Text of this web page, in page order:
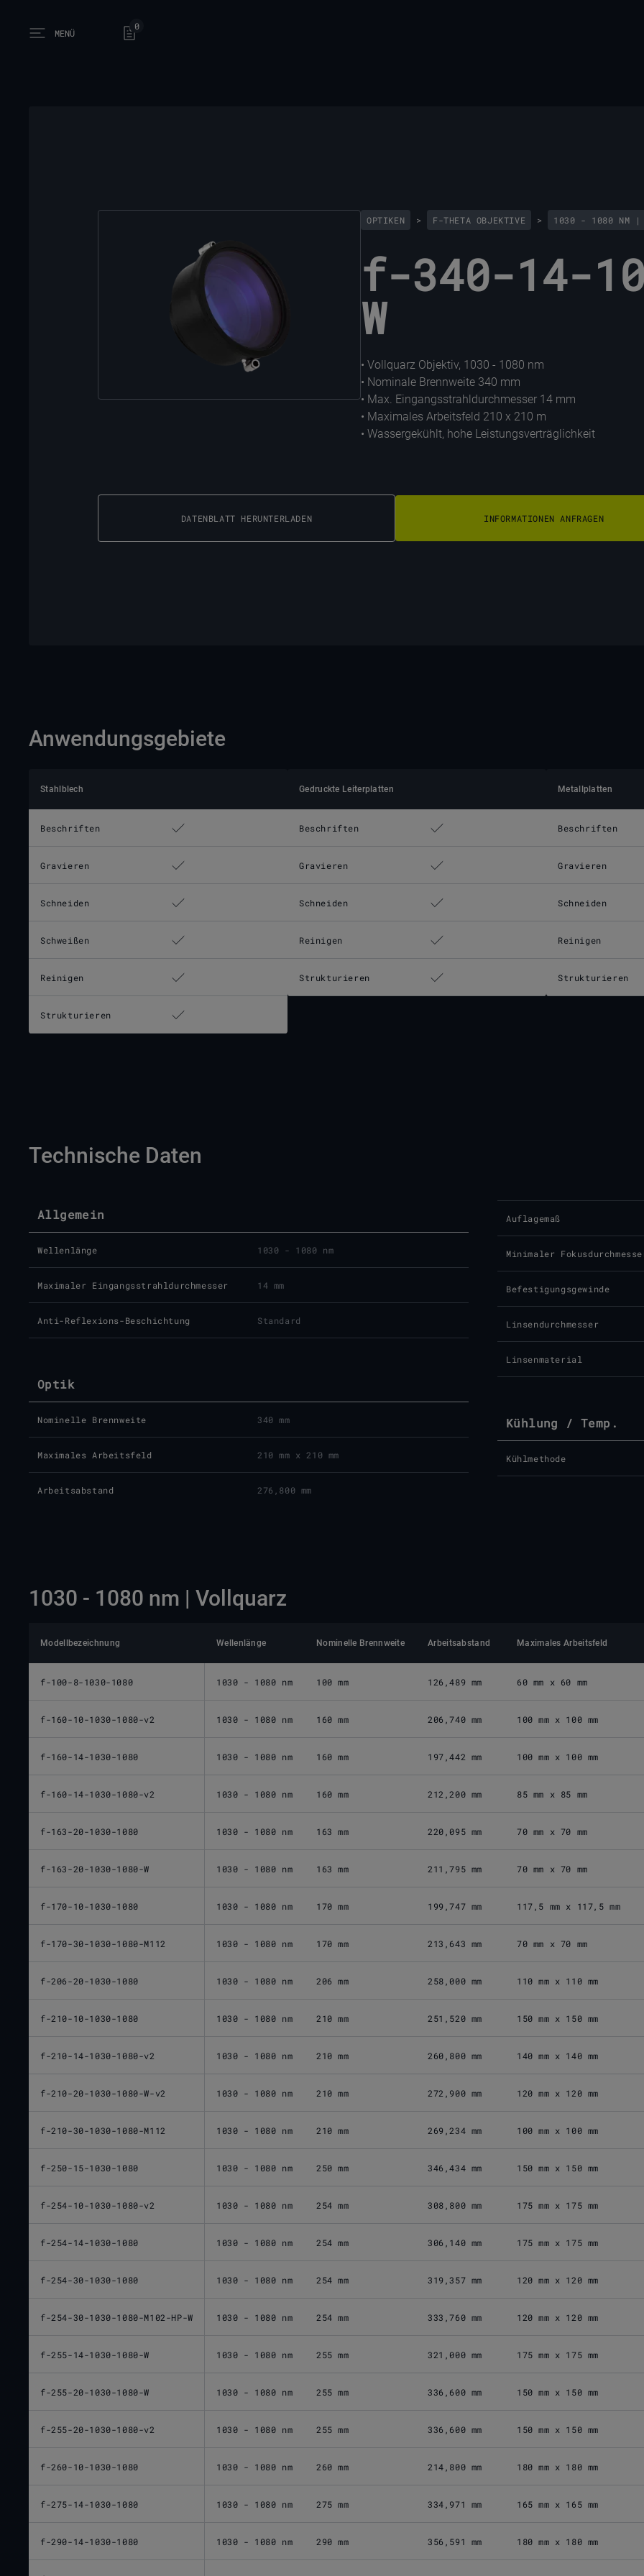
Open main menu
MENÜ
0
OPTIKEN > F-THETA OBJEKTIVE > 1030 - 1080 NM |
f-340-14-
W
• Vollquarz Objektiv, 1030 - 1080 nm
• Nominale Brennweite 340 mm
• Max. Eingangsstrahldurchmesser 14 mm
• Maximales Arbeitsfeld 210 x 210 m
• Wassergekühlt, hohe Leistungsverträglichkeit
DATENBLATT HERUNTERLADEN INFORMATIONEN ANFRAGEN
Anwendungsgebiete
Stahlblech
Beschriften
Gravieren
Schneiden
Schweißen
Reinigen
Strukturieren
Gedruckte Leiterplatten
Beschriften
Gravieren
Schneiden
Reinigen
Strukturieren
Metallplatten
Beschriften
Gravieren
Schneiden
Reinigen
Strukturieren
Technische Daten
Allgemein
Wellenlänge 1030 - 1080 nm
Maximaler Eingangsstrahldurchmesser 14 mm
Anti-Reflexions-Beschichtung Standard
Optik
Nominelle Brennweite 340 mm
Maximales Arbeitsfeld 210 mm x 210 mm
Arbeitsabstand 276,800 mm
Auflagemaß
Minimaler
Befestigungsgewinde
Linsendurchmesser
Linsenmaterial
Kühlung / Temp.
Kühlmethode
1030 - 1080 nm | Vollquarz
Modellbezeichnung Wellenlänge Nominelle Brennweite Arbeitsabstand Maximales Arbeitsfeld
f-100-8-1030-1080 1030 - 1080 nm 100 mm 126,489 mm 60 mm x 60 mm
f-160-10-1030-1080-v2 1030 - 1080 nm 160 mm 206,740 mm 100 mm x 100 mm
f-160-14-1030-1080 1030 - 1080 nm 160 mm 197,442 mm 100 mm x 100 mm
f-160-14-1030-1080-v2 1030 - 1080 nm 160 mm 212,200 mm 85 mm x 85 mm
f-163-20-1030-1080 1030 - 1080 nm 163 mm 220,095 mm 70 mm x 70 mm
f-163-20-1030-1080-W 1030 - 1080 nm 163 mm 211,795 mm 70 mm x 70 mm
f-170-10-1030-1080 1030 - 1080 nm 170 mm 199,747 mm 117,5 mm x 117,5 mm
f-170-30-1030-1080-M112 1030 - 1080 nm 170 mm 213,643 mm 70 mm x 70 mm
f-206-20-1030-1080 1030 - 1080 nm 206 mm 258,000 mm 110 mm x 110 mm
f-210-10-1030-1080 1030 - 1080 nm 210 mm 251,520 mm 150 mm x 150 mm
f-210-14-1030-1080-v2 1030 - 1080 nm 210 mm 260,800 mm 140 mm x 140 mm
f-210-20-1030-1080-W-v2 1030 - 1080 nm 210 mm 272,900 mm 120 mm x 120 mm
f-210-30-1030-1080-M112 1030 - 1080 nm 210 mm 269,234 mm 100 mm x 100 mm
f-250-15-1030-1080 1030 - 1080 nm 250 mm 346,434 mm 150 mm x 150 mm
f-254-10-1030-1080-v2 1030 - 1080 nm 254 mm 308,800 mm 175 mm x 175 mm
f-254-14-1030-1080 1030 - 1080 nm 254 mm 306,140 mm 175 mm x 175 mm
f-254-30-1030-1080 1030 - 1080 nm 254 mm 319,357 mm 120 mm x 120 mm
f-254-30-1030-1080-M102-HP-W 1030 - 1080 nm 254 mm 333,760 mm 120 mm x 120 mm
f-255-14-1030-1080-W 1030 - 1080 nm 255 mm 321,000 mm 175 mm x 175 mm
f-255-20-1030-1080-W 1030 - 1080 nm 255 mm 336,600 mm 150 mm x 150 mm
f-255-20-1030-1080-v2 1030 - 1080 nm 255 mm 336,600 mm 150 mm x 150 mm
f-260-10-1030-1080 1030 - 1080 nm 260 mm 214,800 mm 180 mm x 180 mm
f-275-14-1030-1080 1030 - 1080 nm 275 mm 334,971 mm 165 mm x 165 mm
f-290-14-1030-1080 1030 - 1080 nm 290 mm 356,591 mm 180 mm x 180 mm